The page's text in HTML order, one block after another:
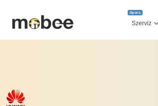
Szerviz
Gyors